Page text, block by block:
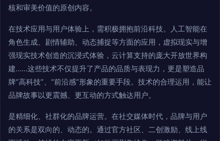
核和审美价值的原创内容。
在技术应用与用户体验上，需积极拥抱前沿科技。人工智能在
角色生成、剧情辅助、动态捕捉等方面的应用，虚拟现实与增
强现实技术创造的沉浸式体验，云计算支持的庞大开放世界构
建……这些技术不仅提升了产品的品质与表现力，更是塑造品
牌“高科技”、“前沿感”形象的重要手段。技术的合理运用，能让
品牌故事以更震撼、更互动的方式触达用户。
是精细化、社群化的品牌运营。在社交媒体时代，品牌与用户
的关系是双向的、动态的。通过官方社区、二创激励、线上线